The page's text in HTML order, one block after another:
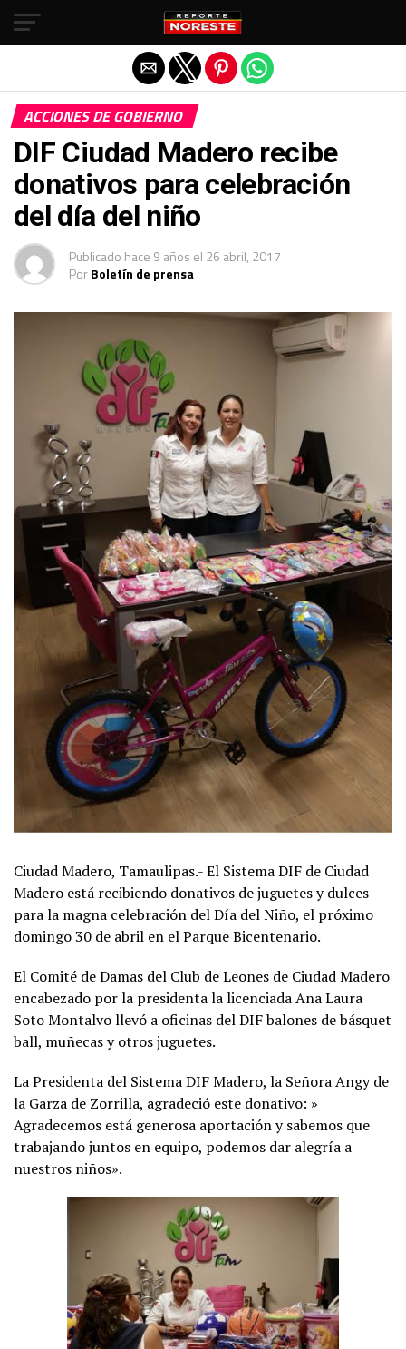
ACCIONES DE GOBIERNO
DIF Ciudad Madero recibe
donativos para celebración
del día del niño
Publicado hace 9 años el 26 abril, 2017
PorBoletín de prensa
Ciudad Madero, Tamaulipas.- El Sistema DIF de Ciudad
Madero está recibiendo donativos de juguetes y dulces
para la magna celebración del Día del Niño, el próximo
domingo 30 de abril en el Parque Bicentenario.
El Comité de Damas del Club de Leones de Ciudad Madero
encabezado por la presidenta la licenciada Ana Laura
Soto Montalvo llevó a oficinas del DIF balones de básquet
ball, muñecas y otros juguetes.
La Presidenta del Sistema DIF Madero, la Señora Angy de
la Garza de Zorrilla, agradeció este donativo: »
Agradecemos está generosa aportación y sabemos que
trabajando juntos en equipo, podemos dar alegría a
nuestros niños».
Salir de la versión móvil